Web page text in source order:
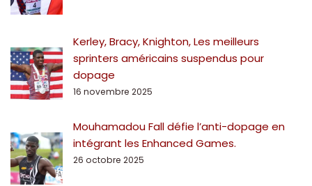
Kerley, Bracy, Knighton, Les meilleurs
sprinters américains suspendus pour
dopage
16 novembre 2025
Mouhamadou Fall défie l’anti-dopage en
intégrant les Enhanced Games.
26 octobre 2025